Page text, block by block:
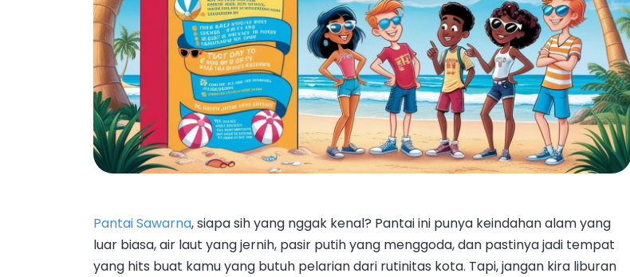
Pantai Sawarna, siapa sih yang nggak kenal? Pantai ini punya keindahan alam yang
luar biasa, air laut yang jernih, pasir putih yang menggoda, dan pastinya jadi tempat
yang hits buat kamu yang butuh pelarian dari rutinitas kota. Tapi, jangan kira liburan